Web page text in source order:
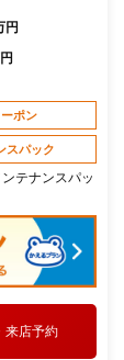
円
ポン
スパック
テナンスパッ
来店予約